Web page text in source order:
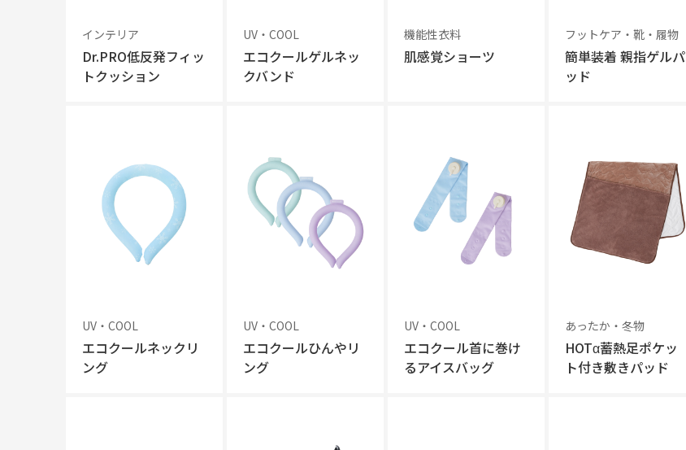
インテリア
Dr.PRO低反発フィッ
トクッション
UV・COOL
エコクールゲルネッ
クバンド
機能性衣料
肌感覚ショーツ
フットケア・靴・履物
簡単装着 親指ゲルパ
ッド
UV・COOL
エコクールネックリ
ング
UV・COOL
エコクールひんやリ
ング
UV・COOL
エコクール首に巻け
るアイスバッグ
あったか・冬物
HOTα蓄熱足ポケッ
ト付き敷きパッド